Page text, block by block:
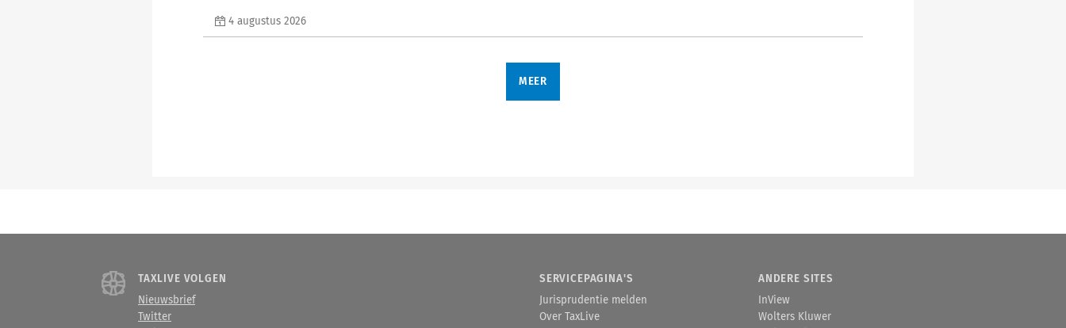
4 augustus 2026
MEER
TAXLIVE VOLGEN
Nieuwsbrief
Twitter
SERVICEPAGINA'S
Jurisprudentie melden
Over TaxLive
ANDERE SITES
InView
Wolters Kluwer